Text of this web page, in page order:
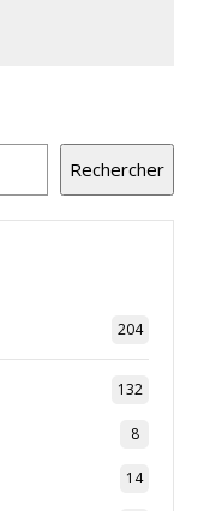
Rechercher
204
132
8
14